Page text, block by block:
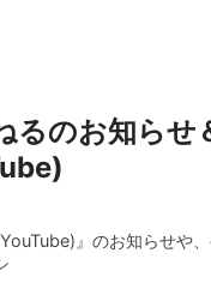
るのお知らせ
』のお知らせや